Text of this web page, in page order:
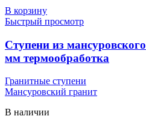
В корзину
Быстрый просмотр
Ступени из
мм термообработка
Гранитные ступени
Мансуровский гранит
В наличии